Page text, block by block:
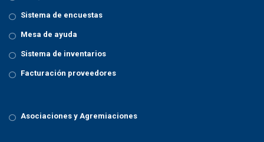
Sistema de encuestas
Mesa de ayuda
Sistema de inventarios
Facturación proveedores
Asociaciones y Agremiaciones